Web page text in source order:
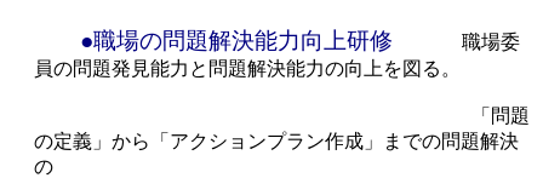
●職場の問題解決能力向上研修
職場委
員の問題発見能力と問題解決能力の向上を図る。
「問題
の定義」から「アクションプラン作成」までの問題解決
の